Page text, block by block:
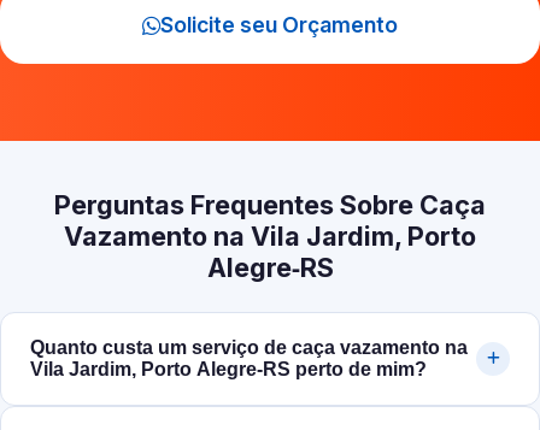
Solicite seu Orçamento
Perguntas Frequentes Sobre Caça
Vazamento na Vila Jardim, Porto
Alegre‑RS
Quanto custa um serviço de caça vazamento na
Vila Jardim, Porto Alegre‑RS perto de mim?